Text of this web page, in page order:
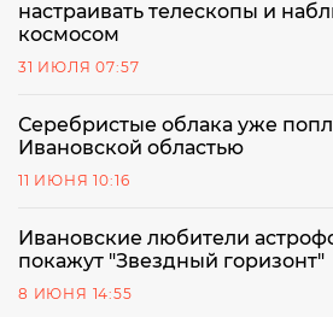
настраивать телескопы и
космосом
31 ИЮЛЯ 07:57
Серебристые облака уже
Ивановской областью
11 ИЮНЯ 10:16
Ивановские любители
покажут "Звездный горизонт"
8 ИЮНЯ 14:55